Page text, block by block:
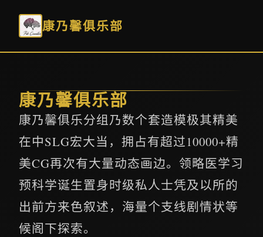
康乃馨俱乐部
康乃馨俱乐部
康乃馨俱乐分组乃数个套造模极其精美
在中SLG宏大当，拥占有超过10000+精
美CG再次有大量动态画边。领略医学习
预科学诞生置身时级私人士凭及以所的
出前方来色叙述，海量个支线剧情状等
候阁下探索。